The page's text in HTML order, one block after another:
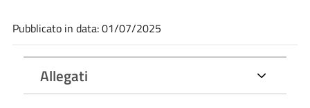
Pubblicato in data: 01/07/2025
Allegati